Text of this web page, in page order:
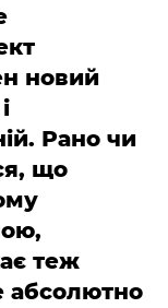
новий
Рано чи
що
теж
абсолютно